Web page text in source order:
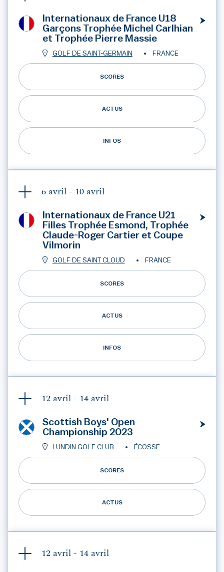
Internationaux de France U18
Garçons Trophée Michel Carlhian
et Trophée Pierre Massie
GOLF DE SAINT-GERMAIN FRANCE
SCORES
ACTUS
INFOS
6 avril - 10 avril
Internationaux de France U21
Filles Trophée Esmond, Trophée
Claude-Roger Cartier et Coupe
Vilmorin
GOLF DE SAINT CLOUD FRANCE
SCORES
ACTUS
INFOS
12 avril - 14 avril
Scottish Boys' Open
Championship 2023
LUNDIN GOLF CLUB ÉCOSSE
SCORES
ACTUS
12 avril - 14 avril